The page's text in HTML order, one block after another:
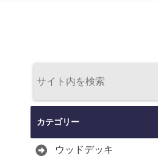
カテゴリー
ウッドデッキ